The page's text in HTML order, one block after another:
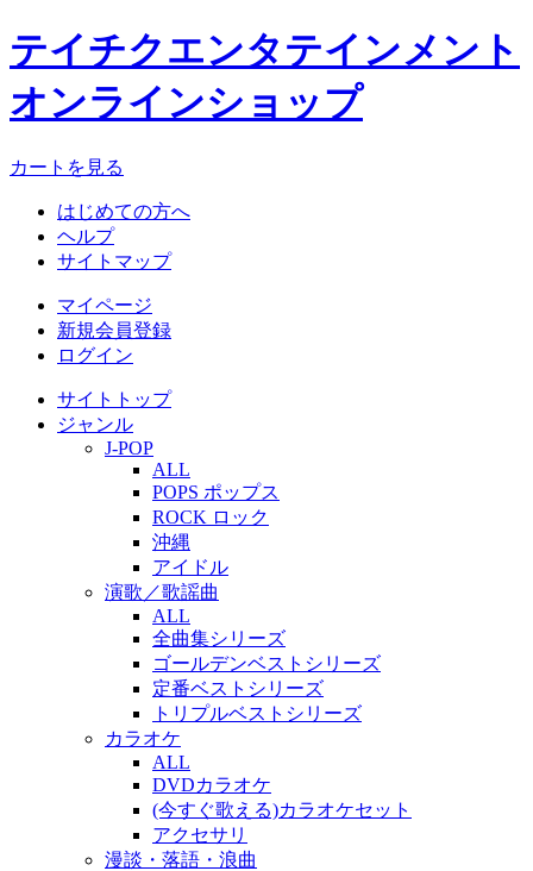
テイチクエンタテインメント
オンラインショップ
カートを見る
はじめての方へ
ヘルプ
サイトマップ
マイページ
新規会員登録
ログイン
サイトトップ
ジャンル
J-POP
ALL
POPS ポップス
ROCK ロック
沖縄
アイドル
演歌／歌謡曲
ALL
全曲集シリーズ
ゴールデンベストシリーズ
定番ベストシリーズ
トリプルベストシリーズ
カラオケ
ALL
DVDカラオケ
(今すぐ歌える)カラオケセット
アクセサリ
漫談・落語・浪曲